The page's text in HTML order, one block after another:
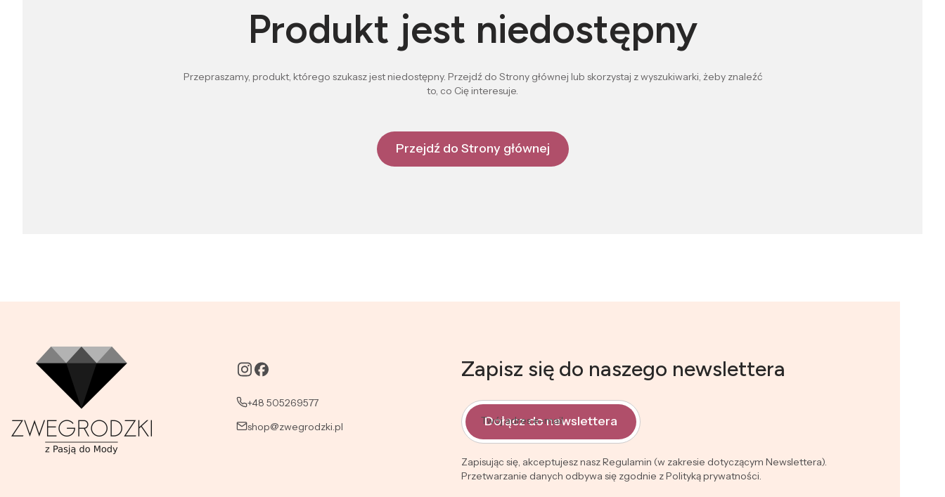
Produkt jest niedostępny
Przepraszamy, produkt, którego szukasz jest niedostępny. Przejdź do Strony głównej lub skorzystaj z wyszukiwarki, żeby znaleźć
to, co Cię interesuje.
Przejdź do Strony głównej
+48 505269577
shop@zwegrodzki.pl
Zapisz się do naszego newslettera
Twój adres e-mail
Dołącz do newslettera
Zapisując się, akceptujesz nasz Regulamin (w zakresie dotyczącym Newslettera).
Przetwarzanie danych odbywa się zgodnie z Polityką prywatności.